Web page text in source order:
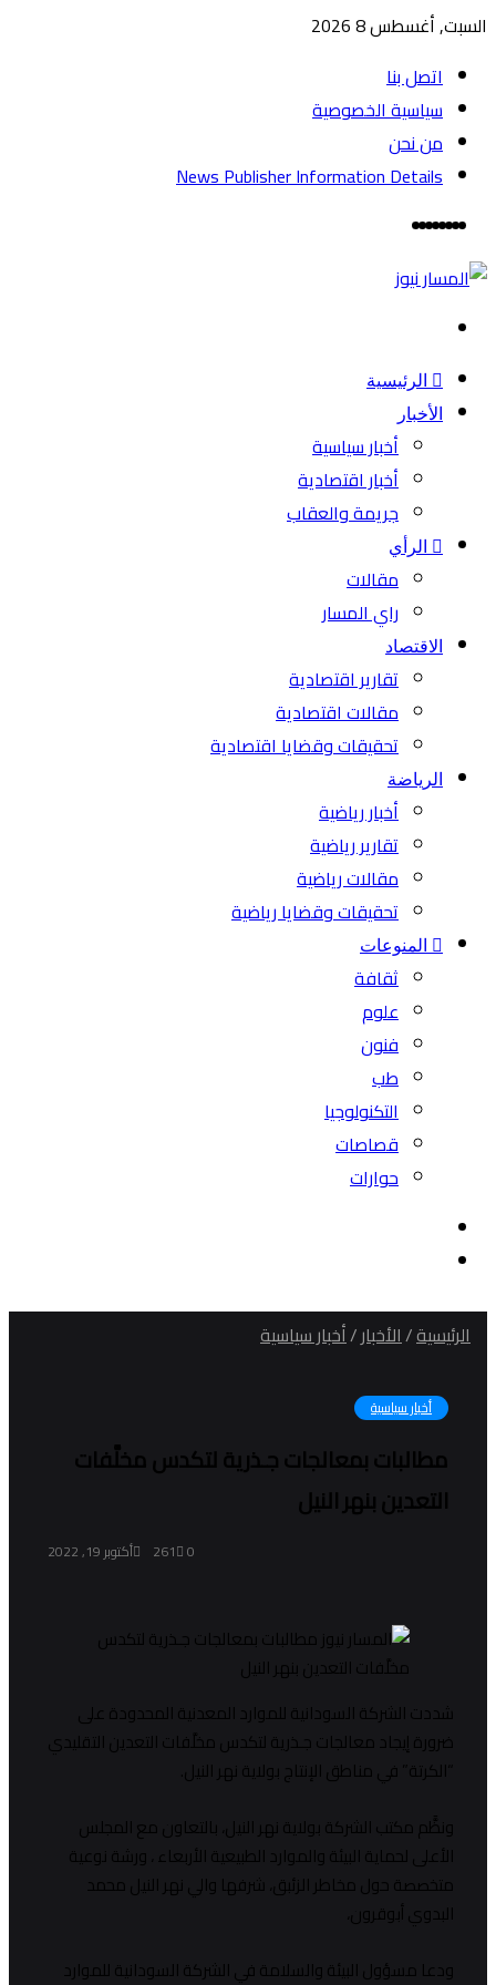
السبت, أغسطس 8 2026
اتصل بنا
سياسية الخصوصية
من نحن
News Publisher Information Details
واتساب
TikTok
تيلقرام
‏Google
يوتيوب
الرئيسية
الأخبار
أخبار سياسية
أخبار اقتصادية
جريمة والعقاب
الرأي
مقالات
راي المسار
الاقتصاد
تقارير اقتصادية
مقالات اقتصادية
تحقيقات وقضايا اقتصادية
الرياضة
أخبار رياضية
تقارير رياضية
مقالات رياضية
تحقيقات وقضايا رياضية
المنوعات
ثقافة
علوم
فنون
طب
التكنولوجيا
قصاصات
حوارات
الرئيسية/الأخبار/أخبار سياسية
أخبار سياسية
مطالبات بمعالجات جـذرية لتكدس مخلَّفات
التعدين بنهر النيل
أكتوبر 19, 2022 0
261
شددت الشركة السودانية للموارد المعدنية المحدودة على
ضرورة إيجاد معالجات جـذرية لتكدس مخلَّفات التعدين التقليدي
“الكرتة” في مناطق الإنتاج بولاية نهر النيل.
ونظًّم مكتب الشركة بولاية نهر النيل، بالتعاون مع المجلس
الأعلى لحماية البيئة والموارد الطبيعية الأربعاء ، ورشة نوعية
متخصصة حول مخاطر الزئبق، شرفها والي نهر النيل محمد
البدوي أبوقرون،
ودعا مسؤول البيئة والسلامة في الشركة السودانية للموارد